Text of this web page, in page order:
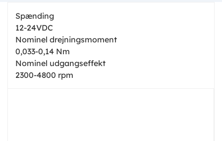
Spænding
12-24VDC
Nominel drejningsmoment
0,033-0,14 Nm
Nominel udgangseffekt
2300-4800 rpm